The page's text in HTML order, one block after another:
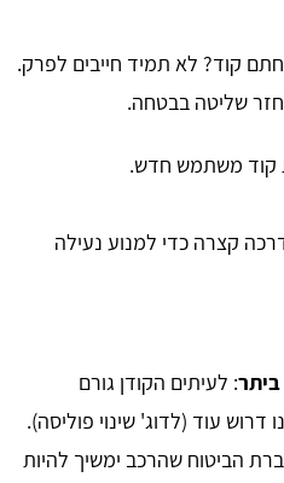
קוד? לא תמיד חייבים לפרק.
שליטה בבטחה.
קוד משתמש חדש.
קצרה כדי למנוע נעילה
: לעיתים הקודן גורם
דרוש עוד (לדוג' שינוי פוליסה).
הביטוח שהרכב ימשיך להיות